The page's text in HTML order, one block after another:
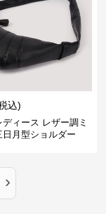
込)
ィース レザー調ミ
日月型ショルダー
›